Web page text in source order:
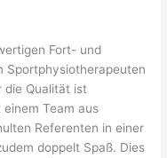
Fort- und
Sportphysiotherapeuten
die Qualität ist
einem Team aus
Referenten in einer
doppelt Spaß. Dies